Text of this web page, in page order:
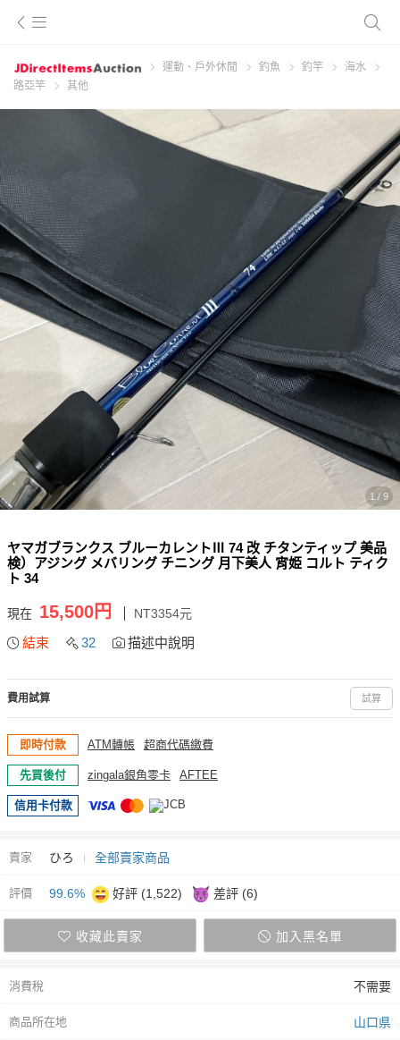
運動、戶外休閒 釣魚 釣竿
海水
路亞竿
其他
1 / 9
ヤマガブランクス ブルーカレントⅢ 74 改 チタンティップ 美品
検）アジング メバリング チニング 月下美人 宵姫 コルト ティク
ト 34
現在 15,500円 NT3354元
結束 32 描述中說明
費用試算 試算
即時付款 ATM轉帳 超商代碼繳費
先買後付 zingala銀角零卡 AFTEE
信用卡付款
賣家 ひろ 全部賣家商品
評價 99.6% 好評 (1,522) 差評 (6)
收藏此賣家 加入黑名單
消費稅 不需要
商品所在地 山口県